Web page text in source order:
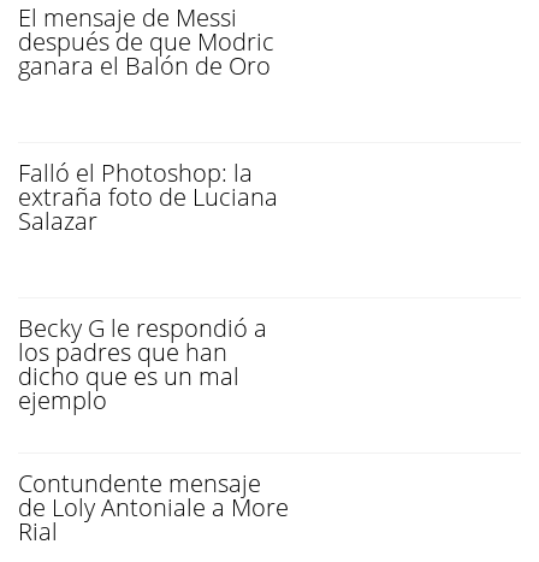
El mensaje de Messi
después de que Modric
ganara el Balón de Oro
Falló el Photoshop: la
extraña foto de Luciana
Salazar
Becky G le respondió a
los padres que han
dicho que es un mal
ejemplo
Contundente mensaje
de Loly Antoniale a More
Rial